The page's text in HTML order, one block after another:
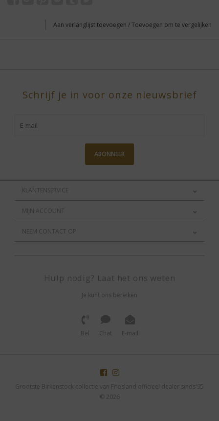
Aan verlanglijst toevoegen /Toevoegen om te vergelijken
Schrijf je in voor onze nieuwsbrief
ABONNEER
KLANTENSERVICE
MIJN ACCOUNT
NEEM CONTACT OP
Hulp nodig? Laat het ons weten
Je kunt ons bereiken
Bel Chat E-mail
Grootste Birkenstock collectie van Friesland officieel dealer sinds'95
© 2026